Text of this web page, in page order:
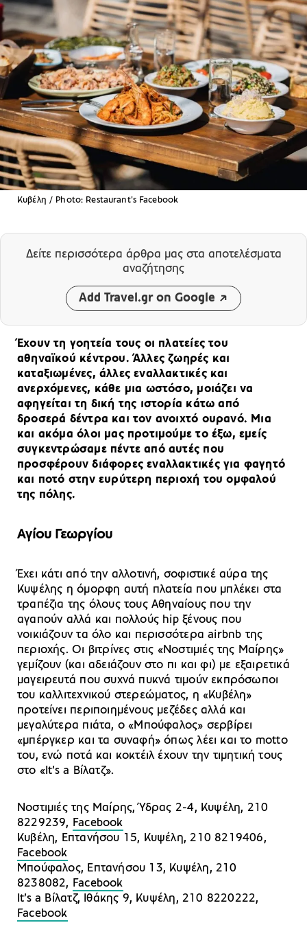
Κυβέλη / Photo: Restaurant's Facebook
Δείτε περισσότερα άρθρα μας στα αποτελέσματα
αναζήτησης
Add Travel.gr on Google
Έχουν τη γοητεία τους οι πλατείες του
αθηναϊκού κέντρου. Άλλες ζωηρές και
καταξιωμένες, άλλες εναλλακτικές και
ανερχόμενες, κάθε μια ωστόσο, μοιάζει να
αφηγείται τη δική της ιστορία κάτω από
δροσερά δέντρα και τον ανοιχτό ουρανό. Μια
και ακόμα όλοι μας προτιμούμε το έξω, εμείς
συγκεντρώσαμε πέντε από αυτές που
προσφέρουν διάφορες εναλλακτικές για φαγητό
και ποτό στην ευρύτερη περιοχή του ομφαλού
της πόλης.
Αγίου Γεωργίου
Έχει κάτι από την αλλοτινή, σοφιστικέ αύρα της
Κυψέλης η όμορφη αυτή πλατεία που μπλέκει στα
τραπέζια της όλους τους Αθηναίους που την
αγαπούν αλλά και πολλούς hip ξένους που
νοικιάζουν τα όλο και περισσότερα airbnb της
περιοχής. Οι βιτρίνες στις «Νοστιμιές της Μαίρης»
γεμίζουν (και αδειάζουν στο πι και φι) με εξαιρετικά
μαγειρευτά που συχνά πυκνά τιμούν εκπρόσωποι
του καλλιτεχνικού στερεώματος, η «Κυβέλη»
προτείνει περιποιημένους μεζέδες αλλά και
μεγαλύτερα πιάτα, ο «Μπούφαλος» σερβίρει
«μπέργκερ και τα συναφή» όπως λέει και το motto
του, ενώ ποτά και κοκτέιλ έχουν την τιμητική τους
στο «It’s a Βίλατζ».
Νοστιμιές της Μαίρης, Ύδρας 2-4, Κυψέλη, 210
8229239, Facebook
Κυβέλη, Επτανήσου 15, Κυψέλη, 210 8219406,
Facebook
Μπούφαλος, Επτανήσου 13, Κυψέλη, 210
8238082, Facebook
It’s a Βίλατζ, Ιθάκης 9, Κυψέλη, 210 8220222,
Facebook